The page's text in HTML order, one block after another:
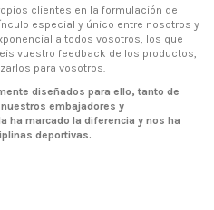
clientes en la formulación de
especial y único entre nosotros y
a todos vosotros, los que
vuestro feedback de los productos,
para vosotros.
diseñados para ello, tanto de
embajadores y
ha marcado la diferencia y nos ha
deportivas.